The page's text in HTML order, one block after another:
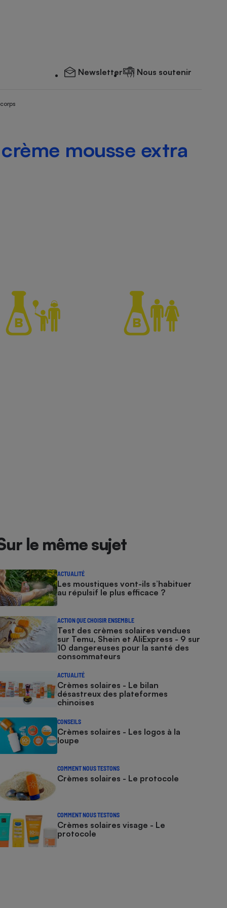
Newsletter Nous soutenir
mousse extra
le même sujet
ACTUALITÉ
Les moustiques vont-ils s’habituer
au répulsif le plus efficace ?
ACTION QUE CHOISIR ENSEMBLE
Test des crèmes solaires vendues
sur Temu, Shein et AliExpress - 9 sur
10 dangereuses pour la santé des
consommateurs
ACTUALITÉ
Crèmes solaires - Le bilan
désastreux des plateformes
chinoises
CONSEILS
Crèmes solaires - Les logos à la
loupe
COMMENT NOUS TESTONS
Crèmes solaires - Le protocole
COMMENT NOUS TESTONS
Crèmes solaires visage - Le
protocole